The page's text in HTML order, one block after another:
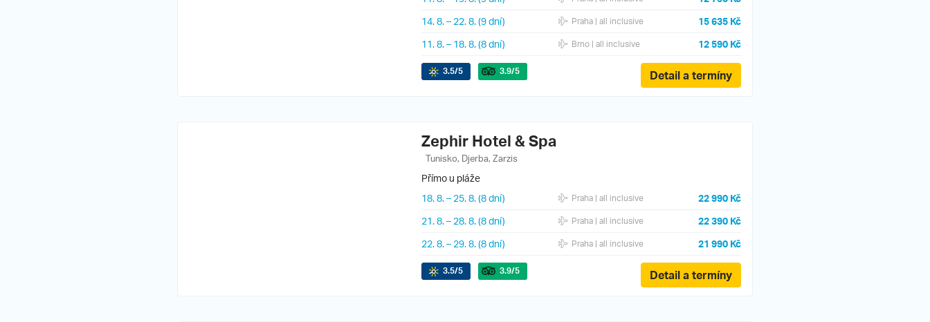
14. 8.– 22. 8.(9 dní) Praha| all inclusive
15 635 Kč
11. 8.– 18. 8.(8 dní) Brno| all inclusive 12 590 Kč
3.5/5 3.9/5 Detail a termíny
Zephir Hotel & Spa
Tunisko, Djerba, Zarzis
Přímo u pláže
18. 8.– 25. 8.(8 dní) Praha| all inclusive
22 990 Kč
21. 8.– 28. 8.(8 dní) Praha| all inclusive
22 390 Kč
22. 8.– 29. 8.(8 dní) Praha| all inclusive 21 990 Kč
3.5/5 3.9/5 Detail a termíny